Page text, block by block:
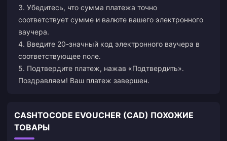
3. Убедитесь, что сумма платежа точно
соответствует сумме и валюте вашего электронного
ваучера.
4. Введите 20-значный код электронного ваучера в
соответствующее поле.
5. Подтвердите платеж, нажав «Подтвердить».
Поздравляем! Ваш платеж завершен.
CASHTOCODE EVOUCHER (CAD) ПОХОЖИЕ
ТОВАРЫ